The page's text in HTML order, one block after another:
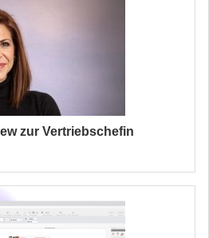
zur Vertriebschefin